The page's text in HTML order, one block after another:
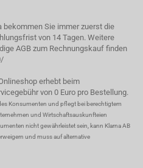
bekommen Sie immer zuerst die
von 14 Tagen. Weitere
AGB zum Rechnungskauf finden
erhebt beim
von 0 Euro pro Bestellung.
Konsumenten und pflegt bei berechtigtem
und Wirtschaftsauskunfteien
nicht gewährleistet sein, kann Klarna AB
und muss auf alternative